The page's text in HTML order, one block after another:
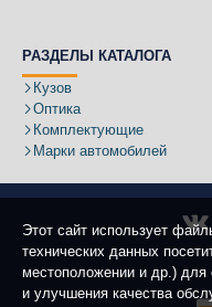
РАЗДЕЛЫ КАТАЛОГА
Кузов
Оптика
Комплектующие
Марки автомобилей
Этот сайт использует
технических данных
местоположении и др.) для
и улучшения качества